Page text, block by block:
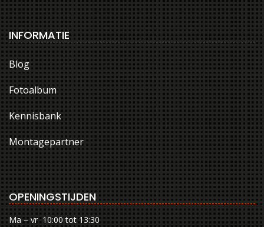
INFORMATIE
Blog
Fotoalbum
Kennisbank
Montagepartner
OPENINGSTIJDEN
Ma – vr 10:00 tot 13:30